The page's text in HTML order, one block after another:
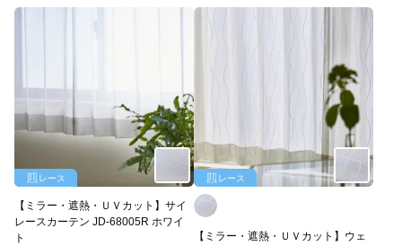
レース
【ミラー・遮熱・ＵＶカット】サイ
レースカーテン JD-68005R ホワイ
ト
レース
【ミラー・遮熱・ＵＶカット】ウェ